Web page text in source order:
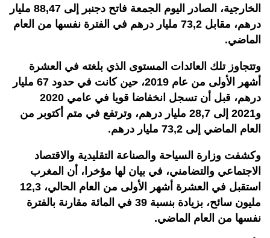
الخارجية، الصادر اليوم الجمعة فاتح دجنبر إلى 88,47 مليار
درهم، مقابل 73,2 مليار درهم في الفترة نفسها من العام
الماضي.
وتتجاوز تلك العائدات المستوى الذي بلغته في العشرة
أشهر الأولى من عام 2019، حين كانت في حدود 67 مليار
درهم، قبل أن تسجل انخفاضا قويا في عامي 2020
و2021 إلى 28,7 مليار درهم، وترتفع في متم أكتوبر من
العام الماضي إلى 73,2 مليار درهم.
وكشفت وزارة السياحة والصناعة التقليدية والاقتصاد
الاجتماعي والتضامني، في بيان لها مؤخرا، أن المغرب
استقبل في العشرة أشهر الأولى من العام الحالي، 12,3
مليون سائح، بزيادة بنسبة 39 في المائة مقارنة بالفترة
نفسها من العام الماضي.